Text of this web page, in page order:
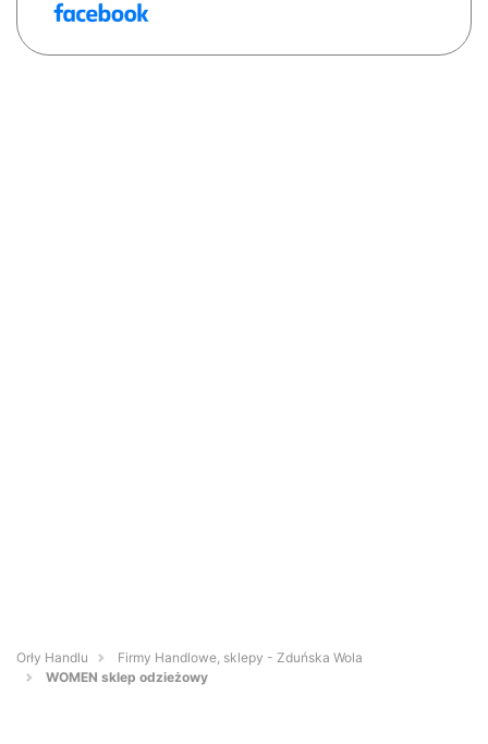
Orły Handlu
Firmy Handlowe, sklepy - Zduńska Wola
WOMEN sklep odzieżowy